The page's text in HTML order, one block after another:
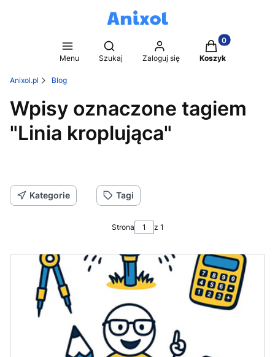
Menu
Otwórz wyszukiwarkę
Szukaj Zaloguj się
Produkty w
Koszyk
Anixol.pl Blog
Wpisy oznaczone tagiem
"Linia kroplująca"
Kategorie Tagi
Strona z 1